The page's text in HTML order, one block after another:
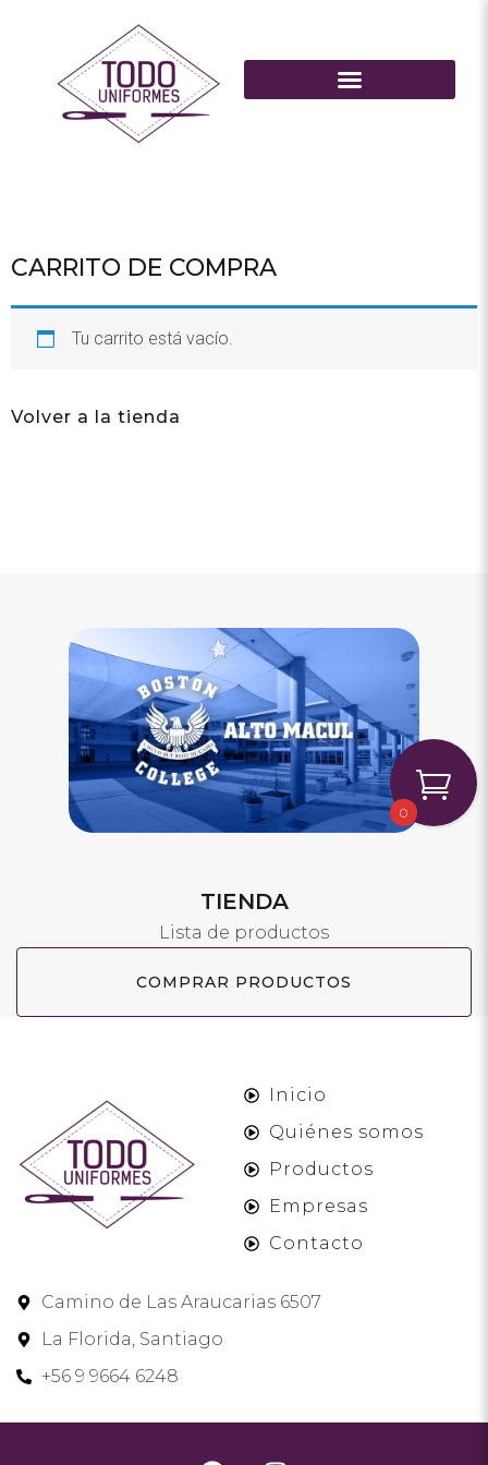
CARRITO DE COMPRA
Tu carrito está vacío.
Volver a la tienda
TIENDA
Lista de productos
COMPRAR PRODUCTOS
Inicio
Quiénes somos
Productos
Empresas
Contacto
Camino de Las Araucarias 6507
La Florida, Santiago
+56 9 9664 6248
0